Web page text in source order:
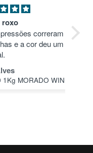
às mil
toque
PLA HD 1Kg MORADO WINKLE - LILÁS – WINKLE